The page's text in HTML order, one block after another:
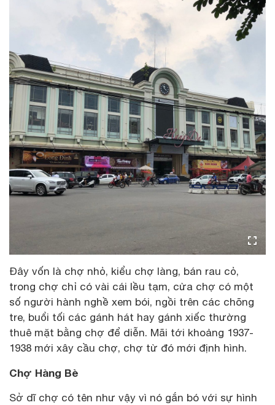
Đây vốn là chợ nhỏ, kiểu chợ làng, bán rau cỏ,
trong chợ chỉ có vài cái lều tạm, cửa chợ có một
số người hành nghề xem bói, ngồi trên các chõng
tre, buổi tối các gánh hát hay gánh xiếc thường
thuê mặt bằng chợ để diễn. Mãi tới khoảng 1937-
1938 mới xây cầu chợ, chợ từ đó mới định hình.
Chợ Hàng Bè
Sở dĩ chợ có tên như vậy vì nó gắn bó với sự hình